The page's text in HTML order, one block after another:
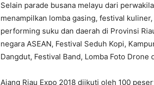
Selain parade busana melayu dari
menampilkan lomba gasing, festival
performing suku dan daerah di Provinsi
negara ASEAN, Festival Seduh Kopi,
Dangdut, Festival Band, Lomba Foto Drone
Ajang Riau Expo 2018 diikuti oleh 100